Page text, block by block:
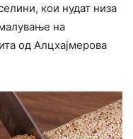
кои нудат низа
на
од Алцхајмерова